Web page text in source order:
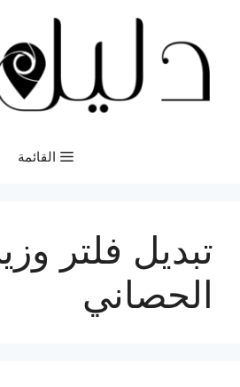
المحتوى
القائمة
تبديل فلتر
الحصاني